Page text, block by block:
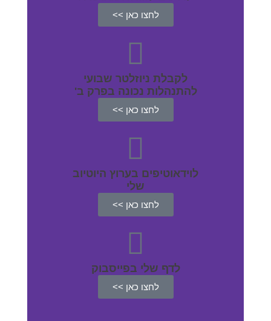
לחצו כאן >>
לקבלת ניוזלטר שבועי
להתנהלות נכונה בפרק ב'
לחצו כאן >>
לוידאוטיפים בערוץ היוטיוב
שלי
לחצו כאן >>
לדף שלי בפייסבוק
לחצו כאן >>